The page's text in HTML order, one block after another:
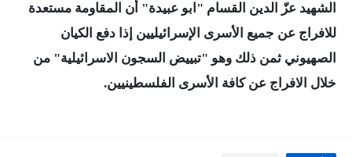
الشهيد عزّ الدين القسام "ابو عبيدة" أن المقاومة مستعدة
للافراج عن جميع الأسرى الإسرائيليين إذا دفع الكيان
الصهيوني ثمن ذلك وهو "تبييض السجون الاسرائيلية" من
خلال الافراج عن كافة الأسرى الفلسطينيين.